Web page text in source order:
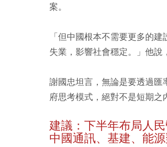
案。
「但中國根本不需要更多的
失業，影響社會穩定。」他說
謝國忠坦言，無論是要透過
府思考模式，絕對不是短期之
建議：下半年布局人
中國通訊、基建、能